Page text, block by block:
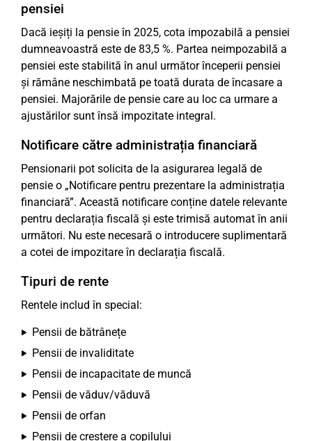
pensiei
Dacă ieșiți la pensie în 2025, cota impozabilă a pensiei
dumneavoastră este de 83,5 %. Partea neimpozabilă a
pensiei este stabilită în anul următor începerii pensiei
și rămâne neschimbată pe toată durata de încasare a
pensiei. Majorările de pensie care au loc ca urmare a
ajustărilor sunt însă impozitate integral.
Notificare către administrația financiară
Pensionarii pot solicita de la asigurarea legală de
pensie o „Notificare pentru prezentare la administrația
financiară”. Această notificare conține datele relevante
pentru declarația fiscală și este trimisă automat în anii
următori. Nu este necesară o introducere suplimentară
a cotei de impozitare în declarația fiscală.
Tipuri de rente
Rentele includ în special:
Pensii de bătrânețe
Pensii de invaliditate
Pensii de incapacitate de muncă
Pensii de văduv/văduvă
Pensii de orfan
Pensii de creștere a copilului